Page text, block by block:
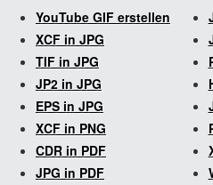
YouTube GIF erstellen
XCF in JPG
TIF in JPG
JP2 in JPG
EPS in JPG
XCF in PNG
CDR in PDF
JPG in PDF